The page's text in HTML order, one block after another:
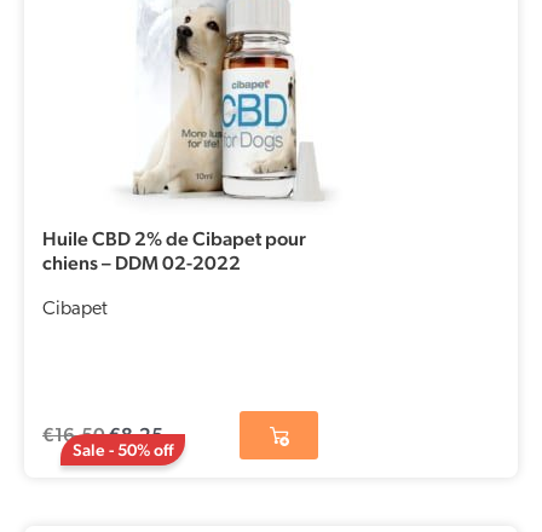
Sale - 50% off
Huile CBD 2% de Cibapet pour
chiens – DDM 02-2022
Cibapet
€16,50€8,25